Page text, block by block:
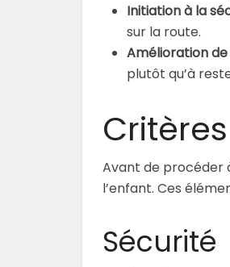
Initiation à la
sur la route.
Amélioration
plutôt qu’à
Avant de procéder
l’enfant. Ces
Sécurité